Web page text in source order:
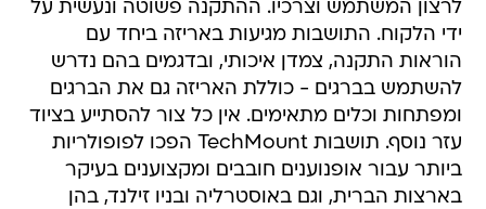
לרצון המשתמש וצרכיו. ההתקנה פשוטה ונעשית על
ידי הלקוח. התושבות מגיעות באריזה ביחד עם
הוראות התקנה, צמדן איכותי, ובדגמים בהם נדרש
להשתמש בברגים - כוללת האריזה גם את הברגים
ומפתחות וכלים מתאימים. אין כל צור להסתייע בציוד
עזר נוסף. תושבות TechMount הפכו לפופולריות
ביותר עבור אופנוענים חובבים ומקצוענים בעיקר
בארצות הברית, וגם באוסטרליה ובניו זילנד, בהן